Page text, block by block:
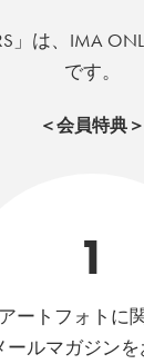
」は、IMA
です。
＜会員特典＞
1
アートフォトに
ールマガジン